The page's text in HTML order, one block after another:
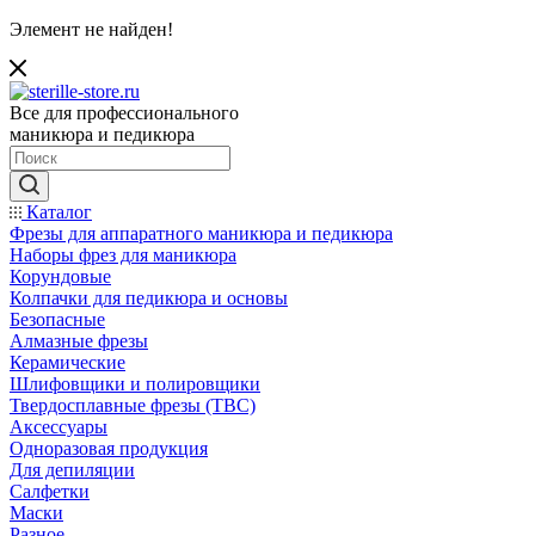
Элемент не найден!
Все для профессионального
маникюра и педикюра
Каталог
Фрезы для аппаратного маникюра и педикюра
Наборы фрез для маникюра
Корундовые
Колпачки для педикюра и основы
Безопасные
Алмазные фрезы
Керамические
Шлифовщики и полировщики
Твердосплавные фрезы (ТВС)
Аксессуары
Одноразовая продукция
Для депиляции
Салфетки
Маски